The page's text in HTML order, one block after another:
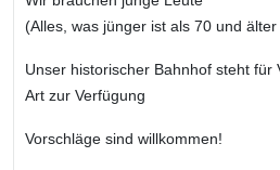
(Alles, was jünger ist als 70 und
Unser historischer Bahnhof steht für
Art zur Verfügung
Vorschläge sind willkommen!